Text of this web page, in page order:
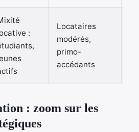
:
Locataires
modérés,
primo-
accédants
: zoom sur les